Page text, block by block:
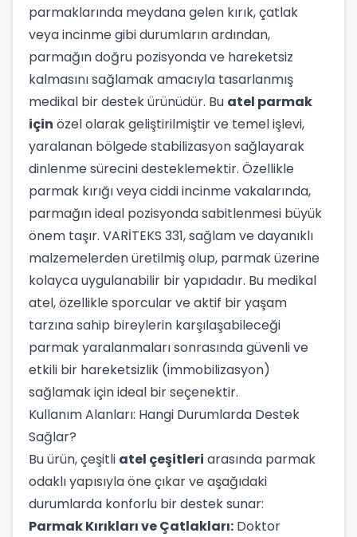
parmaklarında meydana gelen kırık, çatlak
veya incinme gibi durumların ardından,
parmağın doğru pozisyonda ve hareketsiz
kalmasını sağlamak amacıyla tasarlanmış
medikal bir destek ürünüdür. Bu atel parmak
için özel olarak geliştirilmiştir ve temel işlevi,
yaralanan bölgede stabilizasyon sağlayarak
dinlenme sürecini desteklemektir. Özellikle
parmak kırığı veya ciddi incinme vakalarında,
parmağın ideal pozisyonda sabitlenmesi büyük
önem taşır. VARİTEKS 331, sağlam ve dayanıklı
malzemelerden üretilmiş olup, parmak üzerine
kolayca uygulanabilir bir yapıdadır. Bu medikal
atel, özellikle sporcular ve aktif bir yaşam
tarzına sahip bireylerin karşılaşabileceği
parmak yaralanmaları sonrasında güvenli ve
etkili bir hareketsizlik (immobilizasyon)
sağlamak için ideal bir seçenektir.
Kullanım Alanları: Hangi Durumlarda Destek
Sağlar?
Bu ürün, çeşitli atel çeşitleri arasında parmak
odaklı yapısıyla öne çıkar ve aşağıdaki
durumlarda konforlu bir destek sunar:
Parmak Kırıkları ve Çatlakları: Doktor